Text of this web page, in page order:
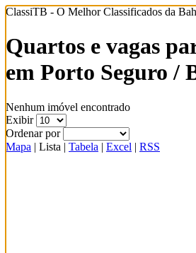
ClassiTB - O Melhor Classificados da
Quartos e vagas
em Porto Seguro /
Nenhum imóvel encontrado
Exibir
Ordenar por
Mapa | Lista | Tabela | Excel | RSS